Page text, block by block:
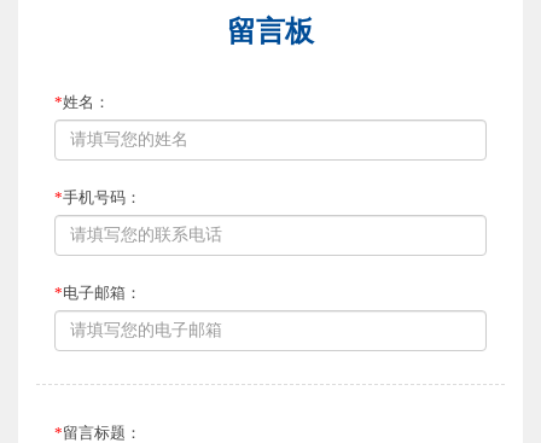
留言板
*姓名：
*手机号码：
*电子邮箱：
*留言标题：